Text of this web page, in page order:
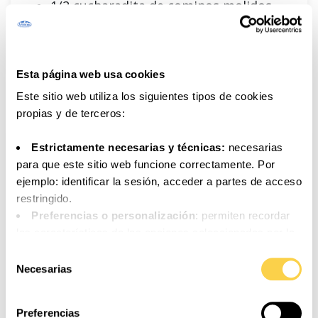
Esta página web usa cookies
Este sitio web utiliza los siguientes tipos de cookies
propias y de terceros:
Estrictamente necesarias y técnicas: necesarias
para que este sitio web funcione correctamente. Por
ejemplo: identificar la sesión, acceder a partes de acceso
restringido.
Preferencias o personalización: permiten recordar
Análisis o medición
: para medir la actividad, usos y
disponibles con el fin de introducir mejoras o nuevos
Necesarias
Preferencias
1/2 cucharadita de cominos molidos
RECETA ELABORADA CON